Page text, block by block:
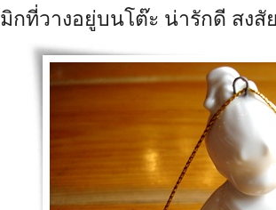
กที่วางอยู่บนโต๊ะ น่ารักดี สงสั